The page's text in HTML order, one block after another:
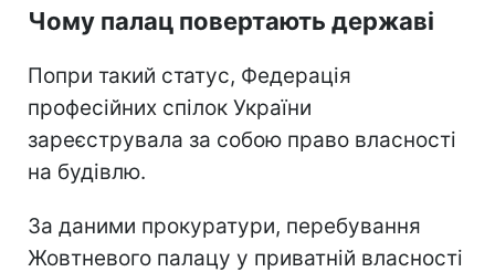
Чому палац повертають державі
Попри такий статус, Федерація
професійних спілок України
зареєструвала за собою право власності
на будівлю.
За даними прокуратури, перебування
Жовтневого палацу у приватній власності